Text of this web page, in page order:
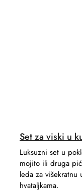
Set za viski u
Luksuzni set u
mojito ili druga
leda za
hvataljkama.